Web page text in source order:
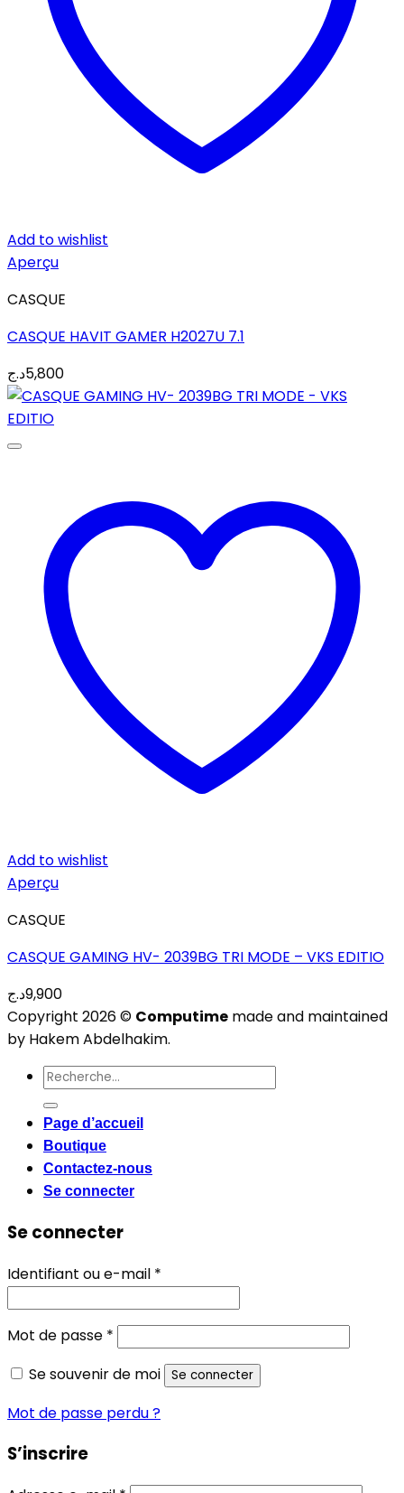
Add to wishlist
Aperçu
CASQUE
CASQUE HAVIT GAMER H2027U 7.1
5,800د.ج
Add to wishlist
Aperçu
CASQUE
CASQUE GAMING HV- 2039BG TRI MODE – VKS EDITIO
9,900د.ج
Copyright 2026 © Computime made and maintained
by Hakem Abdelhakim.
Recherche
pour :
Page d’accueil
Boutique
Contactez-nous
Se connecter
Se connecter
Identifiant ou e-mail *
Mot de passe *
Se souvenir de moi
Se connecter
Mot de passe perdu ?
S’inscrire